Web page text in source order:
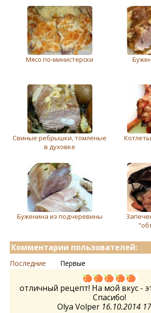
Мясо по-министерски
Свиные ребрышки, томленые
в духовке
Буженина из подчеревины
Комментарии пользователей:
Последние Первые
отличный рецепт! На мой вкус -
Спасибо!
Olya Volper 16.10.2014